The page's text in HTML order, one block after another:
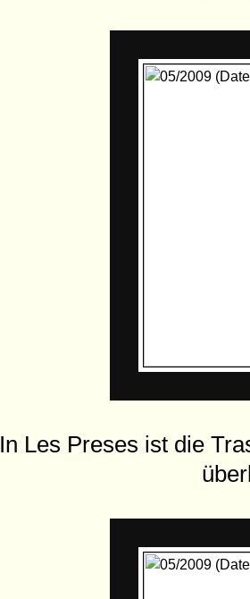
In Les Preses ist die